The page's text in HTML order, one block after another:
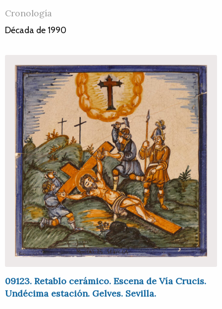
Cronología
Década de 1990
09123. Retablo cerámico. Escena de Vía Crucis.
Undécima estación. Gelves. Sevilla.